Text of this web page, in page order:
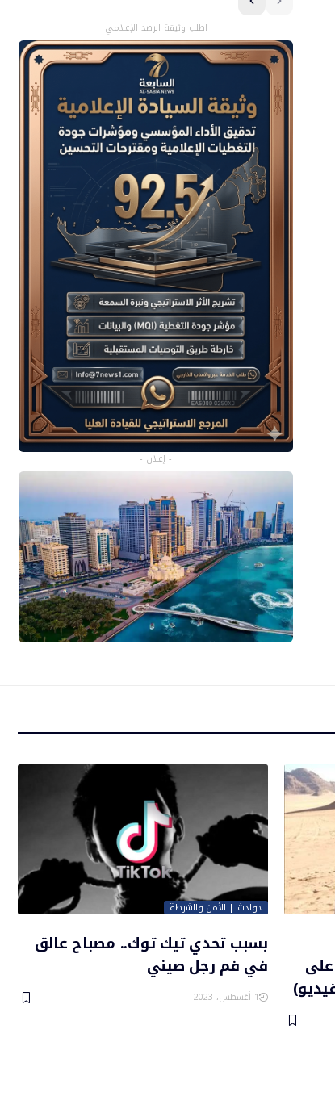
اطلب وثيقة الرصد الإعلامي
- إعلان -
حوادث | الأمن والشرطة
بسبب تحدي تيك توك.. مصباح عالق
في فم رجل صيني
1 أغسطس، 2023